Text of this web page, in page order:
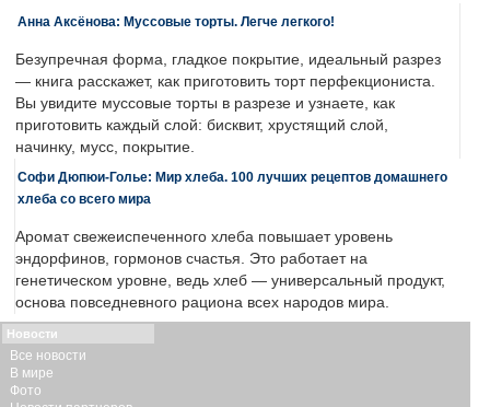
Анна Аксёнова: Муссовые торты. Легче легкого!
Безупречная форма, гладкое покрытие, идеальный разрез
— книга расскажет, как приготовить торт перфекциониста.
Вы увидите муссовые торты в разрезе и узнаете, как
приготовить каждый слой: бисквит, хрустящий слой,
начинку, мусс, покрытие.
Софи Дюпюи-Голье: Мир хлеба. 100 лучших рецептов домашнего
хлеба со всего мира
Аромат свежеиспеченного хлеба повышает уровень
эндорфинов, гормонов счастья. Это работает на
генетическом уровне, ведь хлеб — универсальный продукт,
основа повседневного рациона всех народов мира.
Новости
Все новости
В мире
Фото